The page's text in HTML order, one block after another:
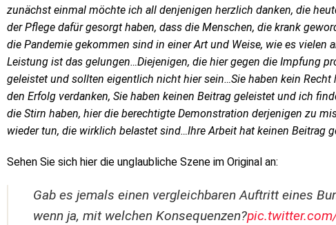
zunächst einmal möchte ich all denjenigen herzlich danken, die
der Pflege dafür gesorgt haben, dass die Menschen, die krank
die Pandemie gekommen sind in einer Art und Weise, wie es vielen
Leistung ist das gelungen…Diejenigen, die hier gegen die Impfung
geleistet und sollten eigentlich nicht hier sein…Sie haben kein
den Erfolg verdanken, Sie haben keinen Beitrag geleistet und ich
die Stirn haben, hier die berechtigte Demonstration derjenigen zu
wieder tun, die wirklich belastet sind…Ihre Arbeit hat keinen Beitrag
Sehen Sie sich hier die unglaubliche Szene im Original an:
Gab es jemals einen vergleichbaren Auftritt eines
wenn ja, mit welchen Konsequenzen?